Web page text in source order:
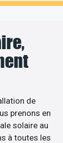
de
prenons en
solaire au
à toutes les